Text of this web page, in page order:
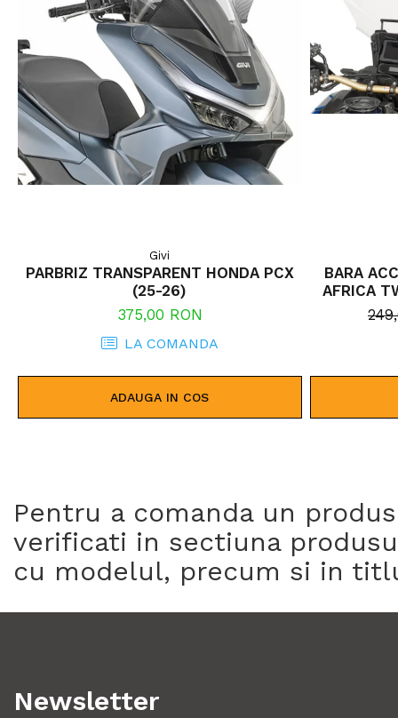
Givi
PARBRIZ TRANSPARENT HONDA PCX
(25-26)
375,00 RON
LA COMANDA
ADAUGA IN COS
BARA
AFRICA
(20 -
Pentru a comanda un
verificati in sectiuna
cu modelul, precum si in
Newsletter